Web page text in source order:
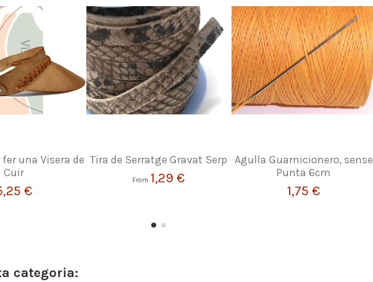
una Visera de
Cuir
€
Tira de Serratge Gravat Serp
From 1,29 €
Agulla Guarnicionero, sense
Punta 6cm
1,75 €
categoria: